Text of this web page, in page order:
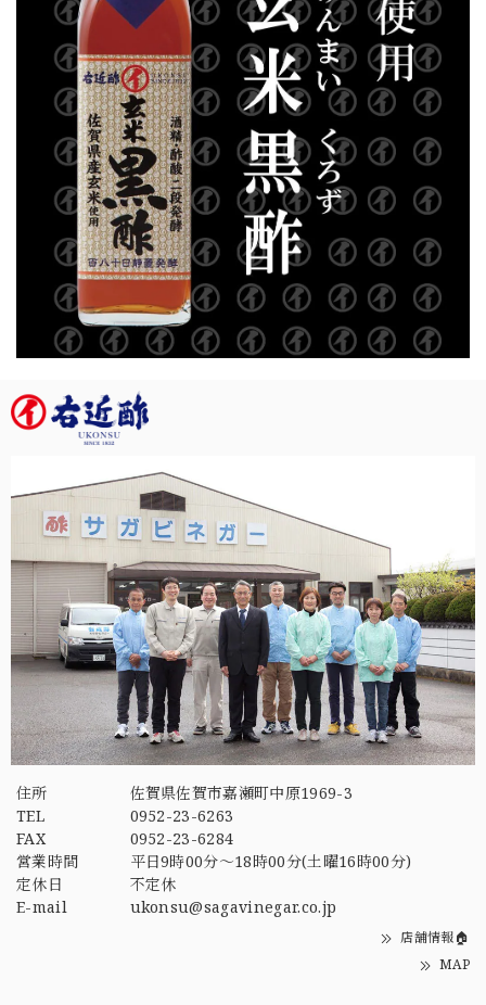
住所
佐賀県佐賀市嘉瀬町中原1969-3
TEL
0952-23-6263
FAX
0952-23-6284
営業時間
平日9時00分～18時00分(土曜16時00分)
定休日
不定休
E-mail
ukonsu@sagavinegar.co.jp
店舗情報🏠
MAP